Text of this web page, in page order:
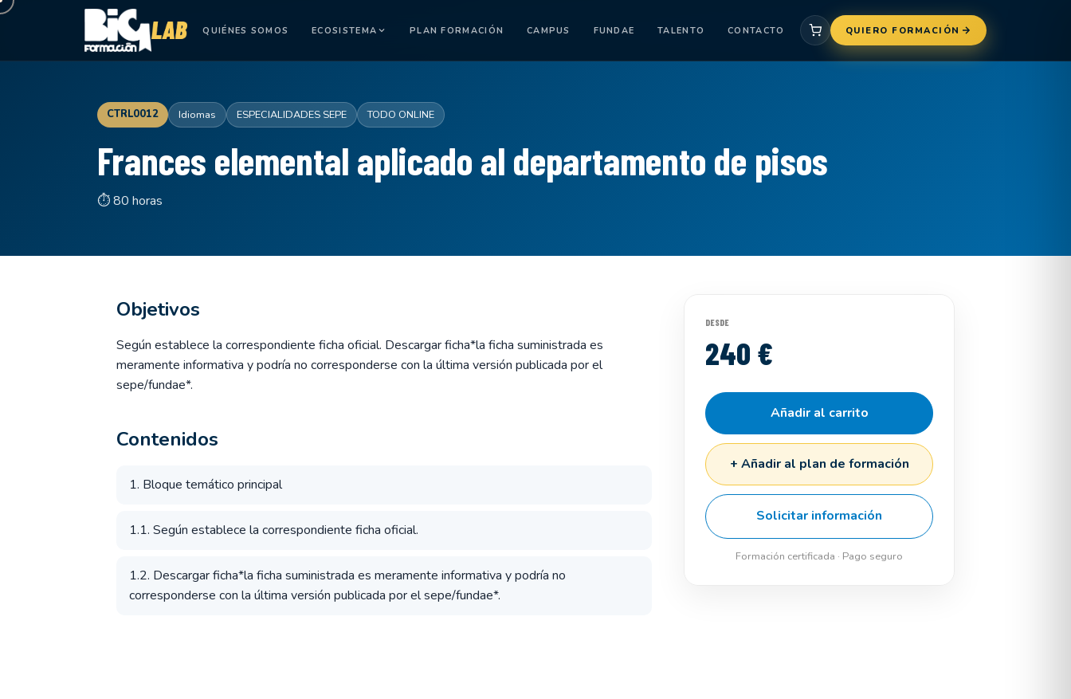
QUIÉNES SOMOS ECOSISTEMA PLAN FORMACIÓN CAMPUS FUNDAE TALENTO CONTACTO QUIERO FORMACIÓN
CTRL0012 Idiomas ESPECIALIDADES SEPE TODO ONLINE
Frances elemental aplicado al departamento de pisos
⏱ 80 horas
Objetivos
Según establece la correspondiente ficha oficial. Descargar ficha*la ficha suministrada es
meramente informativa y podría no corresponderse con la última versión publicada por el
sepe/fundae*.
Contenidos
1. Bloque temático principal
1.1. Según establece la correspondiente ficha oficial.
1.2. Descargar ficha*la ficha suministrada es meramente informativa y podría no
corresponderse con la última versión publicada por el sepe/fundae*.
DESDE
240 €
Añadir al carrito
+ Añadir al plan de formación
Solicitar información
Formación certificada · Pago seguro